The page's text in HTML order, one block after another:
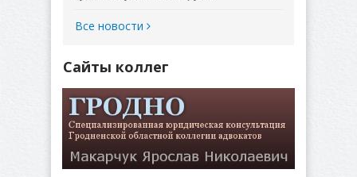
Все новости
Сайты коллег